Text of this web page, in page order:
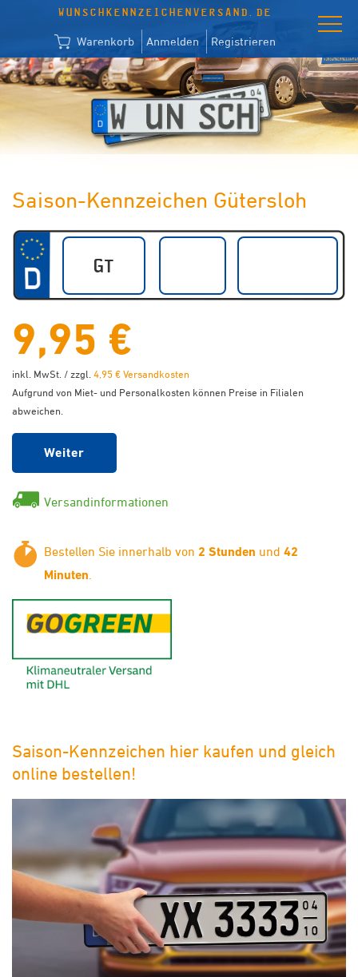
WUNSCHKENNZEICHENVERSAND.DE
Warenkorb Anmelden Registrieren
Saison-Kennzeichen Gütersloh
9,95 €
inkl. MwSt. / zzgl. 4,95 € Versandkosten
Aufgrund von Miet- und Personalkosten können Preise in Filialen
abweichen.
Weiter
Versandinformationen
Bestellen Sie innerhalb von 2 Stunden und 42
Minuten
Saison-Kennzeichen hier kaufen und gleich
online bestellen!